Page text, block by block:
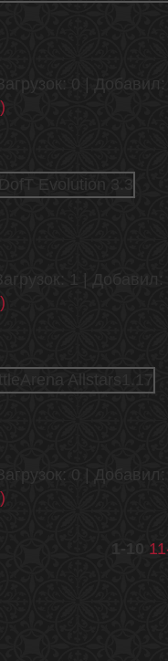
0 |
1 | Добавил:
0 |
1-10